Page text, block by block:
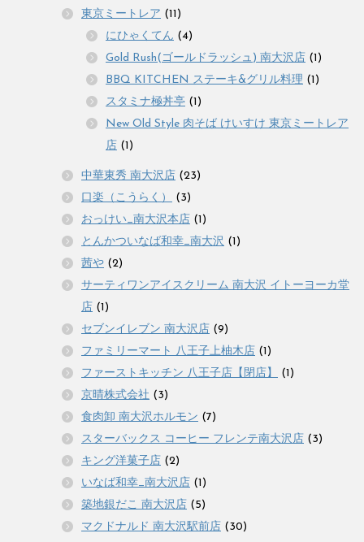
東京ミートレア (11)
にひゃくてん (4)
Gold Rush(ゴールドラッシュ) 南大沢店 (1)
BBQ KITCHEN ステーキ&グリル料理 (1)
スタミナ極丼亭 (1)
New Old Style 肉そば けいすけ 東京ミートレア
店 (1)
中華東秀 南大沢店 (23)
口楽（こうらく）
(3)
おっけい_南大沢本店 (1)
とんかついなば和幸_南大沢 (1)
茜や (2)
サーティワンアイスクリーム 南大沢 イトーヨーカ堂
店 (1)
セブンイレブン 南大沢店 (9)
ファミリーマート 八王子上柚木店 (1)
ファーストキッチン 八王子店【閉店】
(1)
京晴株式会社 (3)
食肉卸 南大沢ホルモン (7)
スターバックス コーヒー フレンテ南大沢店 (3)
キング洋菓子店 (2)
いなば和幸_南大沢店 (1)
築地銀だこ 南大沢店 (5)
マクドナルド 南大沢駅前店 (30)